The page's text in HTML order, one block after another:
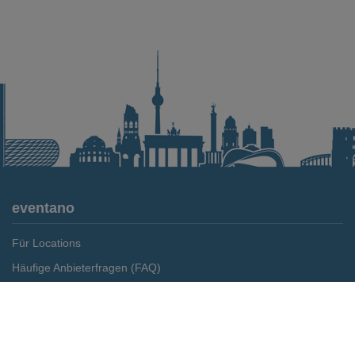
eventano
Für Locations
Häufige Anbieterfragen (FAQ)